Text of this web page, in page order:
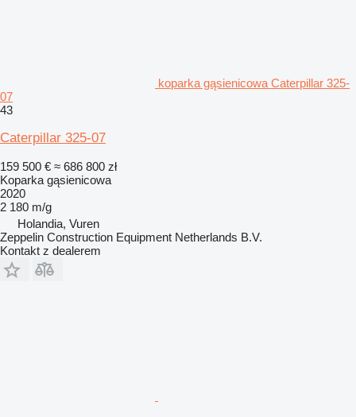
koparka gąsienicowa Caterpillar 325-
07
43
Caterpillar 325-07
159 500 € ≈ 686 800 zł
Koparka gąsienicowa
2020
2 180 m/g
Holandia, Vuren
Zeppelin Construction Equipment Netherlands B.V.
Kontakt z dealerem